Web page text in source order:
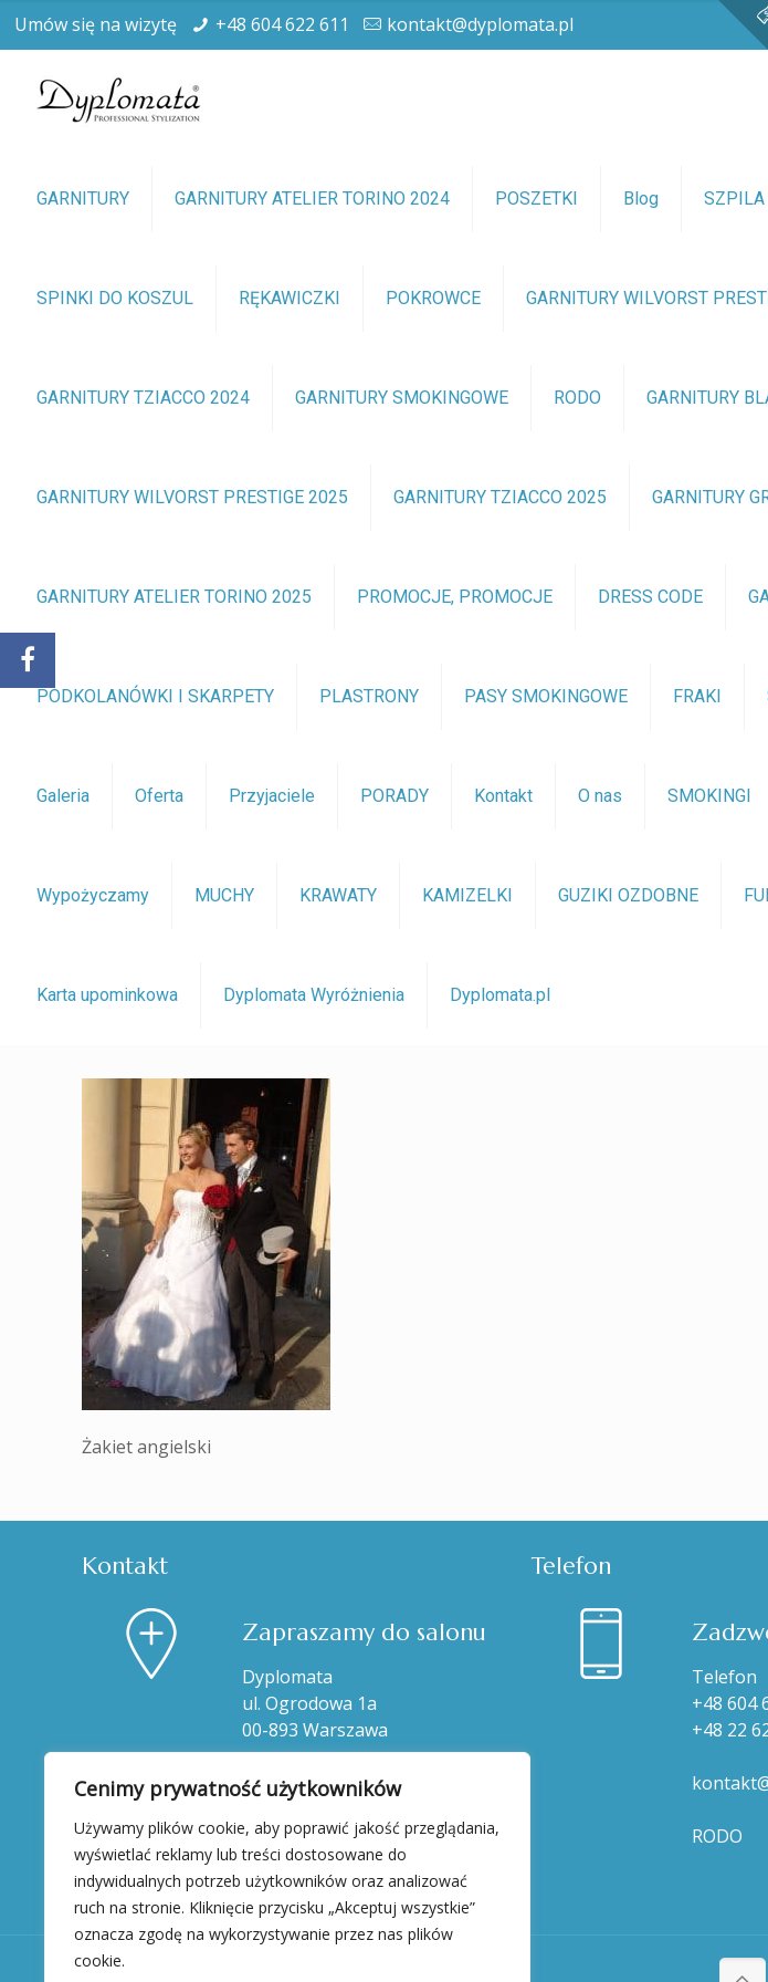
Cenimy prywatność użytkowników
Używamy plików cookie, aby poprawić jakość przeglądania,
wyświetlać reklamy lub treści dostosowane do
indywidualnych potrzeb użytkowników oraz analizować
ruch na stronie. Kliknięcie przycisku „Akceptuj wszystkie”
oznacza zgodę na wykorzystywanie przez nas plików
cookie.
Umów się na wizytę +48 604 622 611 kontakt@dyplomata.pl
GARNITURY GARNITURY ATELIER TORINO 2024 POSZETKI Blog SZPILA
SPINKI DO KOSZUL RĘKAWICZKI POKROWCE GARNITURY WILVORST
GARNITURY TZIACCO 2024 GARNITURY SMOKINGOWE RODO GARNITURY
GARNITURY WILVORST PRESTIGE 2025 GARNITURY TZIACCO 2025 GARNITURY
GARNITURY ATELIER TORINO 2025 PROMOCJE, PROMOCJE DRESS CODE
PODKOLANÓWKI I SKARPETY PLASTRONY PASY SMOKINGOWE FRAKI
Galeria Oferta Przyjaciele PORADY Kontakt O nas SMOKINGI
Wypożyczamy MUCHY KRAWATY KAMIZELKI GUZIKI OZDOBNE
Karta upominkowa Dyplomata Wyróżnienia Dyplomata.pl
Żakiet angielski
Kontakt
Zapraszamy do salonu
Dyplomata
ul. Ogrodowa 1a
00-893 Warszawa
Telefon
Telefon
+48 604
+48 22
RODO